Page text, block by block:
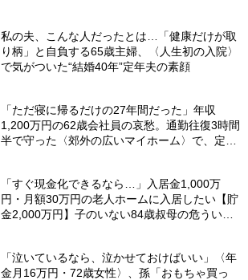
私の夫、こんな人だったとは…「健康だけが取
り柄」と自負する65歳主婦、〈人生初の入院〉
で気がついた“結婚40年”定年夫の素顔
「ただ寝に帰るだけの27年間だった」年収
1,200万円の62歳会社員の哀愁。通勤往復3時間
半で守った〈郊外の広いマイホーム〉で、定年
「すぐ現金化できるなら…」入居金1,000万
円・月額30万円の老人ホームに入居したい【貯
金2,000万円】子のいない84歳叔母の危うい決
「泣いているなら、泣かせておけばいい」〈年
金月16万円・72歳女性〉、孫「おもちゃ買っ